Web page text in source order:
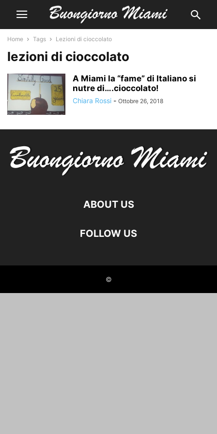
Home Tags Lezioni di cioccolato
lezioni di cioccolato
A Miami la “fame” di Italiano si
nutre di….cioccolato!
Chiara Rossi - Ottobre 26, 2018
ABOUT US
FOLLOW US
©